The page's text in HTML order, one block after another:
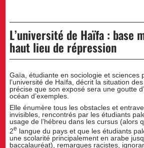
L’université de Haïfa : base
haut lieu de répression
Gaïa, étudiante en sociologie et sciences
l’université de Haïfa, décrit la situation
précise que son exposé sera une goutte
océan d’exemples.
Elle énumère tous les obstacles et
invisibles, rencontrés par les étudiants
usage de l’hébreu dans les cursus (alors
2e langue du pays et que les étudiants
une scolarité principalement en arabe
baccalauréat), remarques racistes,